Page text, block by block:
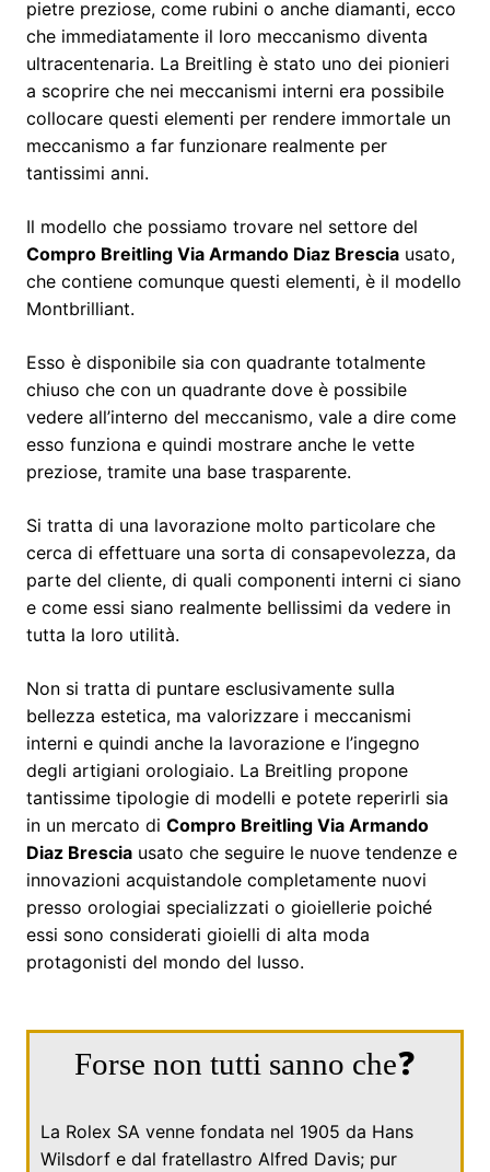
pietre preziose, come rubini o anche diamanti, ecco
che immediatamente il loro meccanismo diventa
ultracentenaria. La Breitling è stato uno dei pionieri
a scoprire che nei meccanismi interni era possibile
collocare questi elementi per rendere immortale un
meccanismo a far funzionare realmente per
tantissimi anni.
Il modello che possiamo trovare nel settore del
Compro Breitling Via Armando Diaz Brescia usato,
che contiene comunque questi elementi, è il modello
Montbrilliant.
Esso è disponibile sia con quadrante totalmente
chiuso che con un quadrante dove è possibile
vedere all’interno del meccanismo, vale a dire come
esso funziona e quindi mostrare anche le vette
preziose, tramite una base trasparente.
Si tratta di una lavorazione molto particolare che
cerca di effettuare una sorta di consapevolezza, da
parte del cliente, di quali componenti interni ci siano
e come essi siano realmente bellissimi da vedere in
tutta la loro utilità.
Non si tratta di puntare esclusivamente sulla
bellezza estetica, ma valorizzare i meccanismi
interni e quindi anche la lavorazione e l’ingegno
degli artigiani orologiaio. La Breitling propone
tantissime tipologie di modelli e potete reperirli sia
in un mercato di Compro Breitling Via Armando
Diaz Brescia usato che seguire le nuove tendenze e
innovazioni acquistandole completamente nuovi
presso orologiai specializzati o gioiellerie poiché
essi sono considerati gioielli di alta moda
protagonisti del mondo del lusso.
Forse non tutti sanno che❓
La Rolex SA venne fondata nel 1905 da Hans
Wilsdorf e dal fratellastro Alfred Davis; pur